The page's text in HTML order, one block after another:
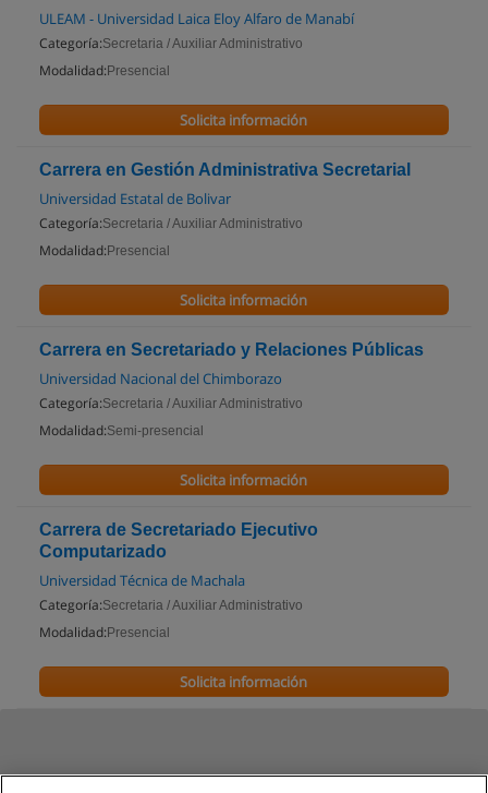
ULEAM - Universidad Laica Eloy Alfaro de Manabí
Categoría:Secretaria / Auxiliar Administrativo
Modalidad: Presencial
Solicita información
Carrera en Gestión Administrativa Secretarial
Universidad Estatal de Bolivar
Categoría:Secretaria / Auxiliar Administrativo
Modalidad: Presencial
Solicita información
Carrera en Secretariado y Relaciones Públicas
Universidad Nacional del Chimborazo
Categoría:Secretaria / Auxiliar Administrativo
Modalidad:Semi-presencial
Solicita información
Carrera de Secretariado Ejecutivo
Computarizado
Universidad Técnica de Machala
Categoría:Secretaria / Auxiliar Administrativo
Modalidad: Presencial
Solicita información